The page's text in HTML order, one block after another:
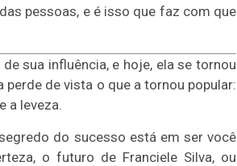
pessoas, e é isso que faz com que
sua influência, e hoje, ela se tornou
perde de vista o que a tornou popular:
a leveza.
do sucesso está em ser você
o futuro de Franciele Silva, ou